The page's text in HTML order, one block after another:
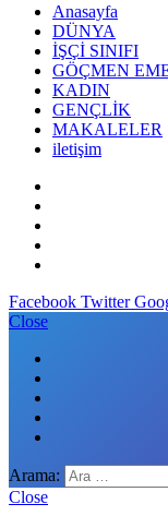
Anasayfa
DÜNYA
İŞÇİ SINIFI
GÖÇMEN
KADIN
GENÇLİK
MAKALELER
iletişim
Facebook Twitter
Close
Arama:
Close